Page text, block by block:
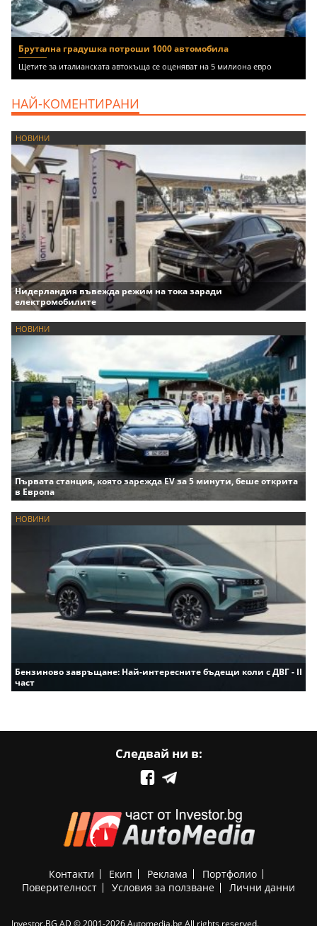
Брутална градушка потроши 1000 автомобила
Щетите за италианската автокъща се оценяват на 5 милиона евро
НАЙ-КОМЕНТИРАНИ
НОВИНИ
Нидерландия въвежда режим на тока заради
електромобилите
НОВИНИ
Първата станция, която зарежда EV за 5 минути, беше открита
в Европа
НОВИНИ
Бензиново завръщане: Най-интересните бъдещи коли с ДВГ - II
част
Следвай ни в:
Контакти Екип Реклама
Портфолио
Поверителност
Условия за ползване Лични данни